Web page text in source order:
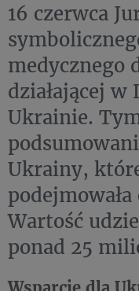
16 czerwca
medycznego
działającej w
Ukrainie.
Ukrainy,
Wartość
ponad 25